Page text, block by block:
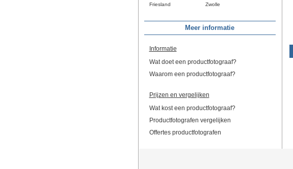
Friesland
Zwolle
Meer informatie
Informatie
Wat doet een productfotograaf?
Waarom een productfotograaf?
Prijzen en vergelijken
Wat kost een productfotograaf?
Productfotografen vergelijken
Offertes productfotografen